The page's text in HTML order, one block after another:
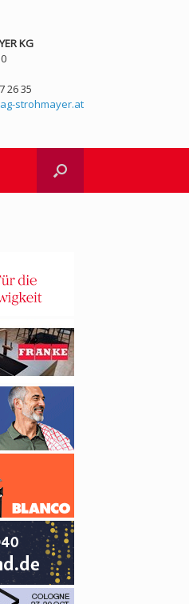
KG
26 35
strohmayer.at